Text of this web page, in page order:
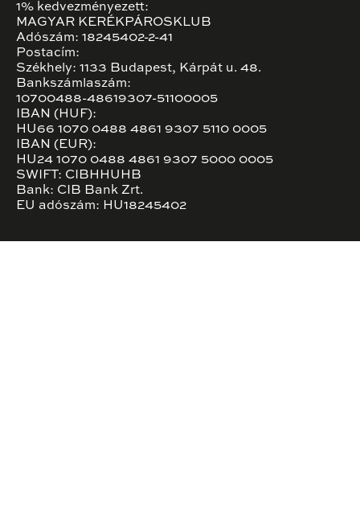
1% kedvezményezett:
MAGYAR KERÉKPÁROSKLUB
Adószám: 18245402-2-41
Postacím:
Székhely: 1133 Budapest, Kárpát u. 48.
Bankszámlaszám:
10700488-48619307-51100005
IBAN (HUF):
HU66 1070 0488 4861 9307 5110 0005
IBAN (EUR):
HU24 1070 0488 4861 9307 5000 0005
SWIFT: CIBHHUHB
Bank: CIB Bank Zrt.
EU adószám: HU18245402